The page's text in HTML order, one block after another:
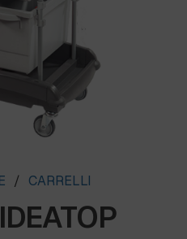
/ CARRELLI